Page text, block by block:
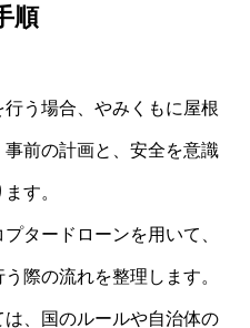
順
う場合、やみくもに屋根
前の計画と、安全を意識
す。
タードローンを用いて、
際の流れを整理します。
、国のルールや自治体の